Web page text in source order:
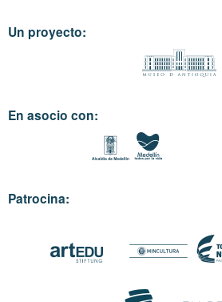
Un proyecto:
En asocio con:
Patrocina: